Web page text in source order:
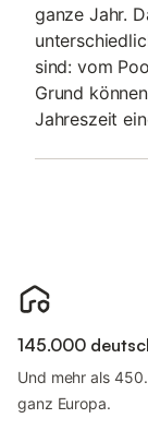
ganze Jahr.
sind: vom
Grund
Jahreszeit
145.000
Und mehr als
ganz Europa.